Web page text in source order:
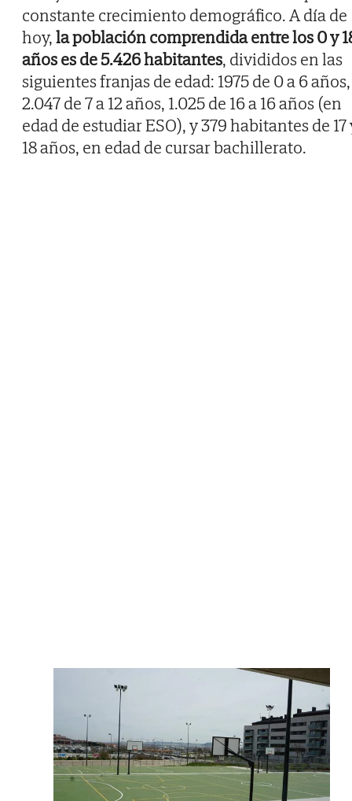
constante crecimiento demográfico. A día de
hoy,la población comprendida entre los 0 y
años es de 5.426 habitantes, divididos en las
siguientes franjas de edad: 1975 de 0 a 6 años,
2.047 de 7 a 12 años, 1.025 de 16 a 16 años (en
edad de estudiar ESO), y 379 habitantes de 17
18 años, en edad de cursar bachillerato.